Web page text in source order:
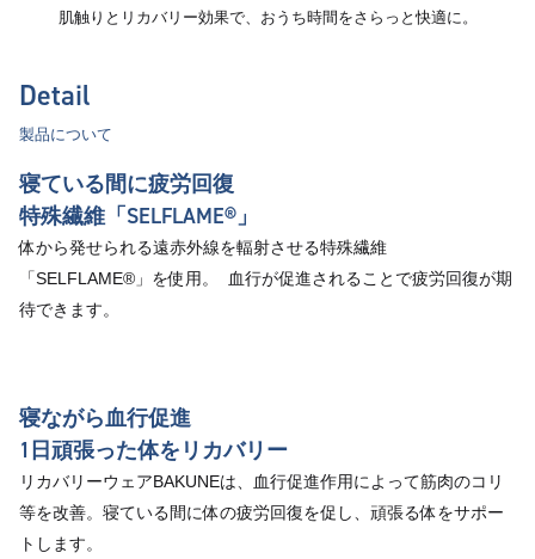
肌触りとリカバリー効果で、おうち時間をさらっと快適に。
Detail
製品について
寝ている間に疲労回復
特殊繊維「SELFLAME®︎」
体から発せられる遠赤外線を輻射させる特殊繊維
「SELFLAME®︎」を使用。 血行が促進されることで疲労回復が期
待できます。
寝ながら血行促進
1日頑張った体をリカバリー
リカバリーウェアBAKUNEは、血行促進作用によって筋肉のコリ
等を改善。寝ている間に体の疲労回復を促し、頑張る体をサポー
トします。